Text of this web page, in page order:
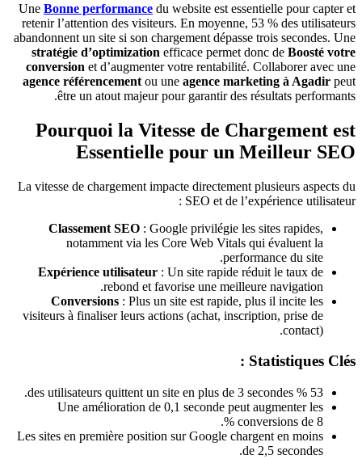
Une Bonne performance du website est essentielle pour capter et
retenir l’attention des visiteurs. En moyenne, 53 % des utilisateurs
abandonnent un site si son chargement dépasse trois secondes. Une
stratégie d’optimization efficace permet donc de Boosté votre
conversion et d’augmenter votre rentabilité. Collaborer avec une
agence référencement ou une agence marketing à Agadir peut
être un atout majeur pour garantir des résultats performants.
Pourquoi la Vitesse de Chargement est
Essentielle pour un Meilleur SEO
La vitesse de chargement impacte directement plusieurs aspects du
SEO et de l’expérience utilisateur :
Classement SEO : Google privilégie les sites rapides,
notamment via les Core Web Vitals qui évaluent la
performance du site.
Expérience utilisateur : Un site rapide réduit le taux de
rebond et favorise une meilleure navigation.
Conversions : Plus un site est rapide, plus il incite les
visiteurs à finaliser leurs actions (achat, inscription, prise de
contact).
Statistiques Clés :
53 % des utilisateurs quittent un site en plus de 3 secondes.
Une amélioration de 0,1 seconde peut augmenter les
conversions de 8 %.
Les sites en première position sur Google chargent en moins
de 2,5 secondes.